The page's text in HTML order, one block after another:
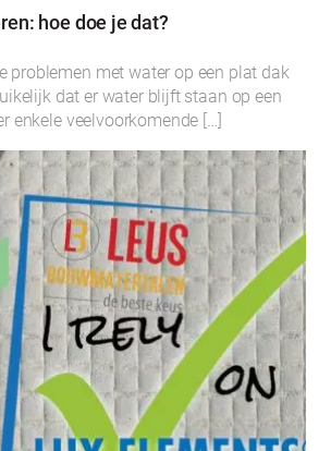
hoe doe je dat?
problemen met water op een plat dak
dat er water blijft staan op een
enkele veelvoorkomende […]